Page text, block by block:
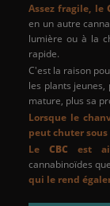
Assez fragile, le
en un autre
lumière ou à la
rapide.
C'est la raison
les plants
mature, plus sa
Lorsque le
peut chuter sous
LeCBC est
cannabinoïdes
qui le rend